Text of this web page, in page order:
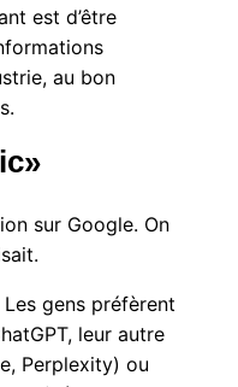
est d’être
au bon
sur Google. On
Les gens préfèrent
leur autre
Perplexity) ou